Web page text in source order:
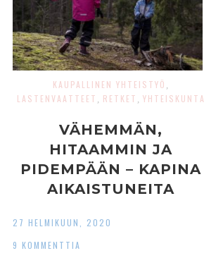
KAUPALLINEN YHTEISTYÖ
LASTENVAATTEET RETKET YHTEISKUNTA
VÄHEMMÄN,
HITAAMMIN JA
PIDEMPÄÄN – KAPINA
AIKAISTUNEITA
27 HELMIKUUN, 2020
9 KOMMENTTIA